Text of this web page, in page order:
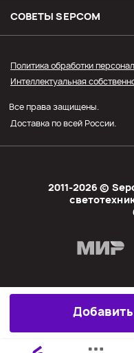
Оплата
Оптовым покупателям
Личный кабинет
СОВЕТЫ SЕPCOM
2011-2026 ©
Политика обработки
Интеллектуальная
Все права защищены.
Доставка по всей России.